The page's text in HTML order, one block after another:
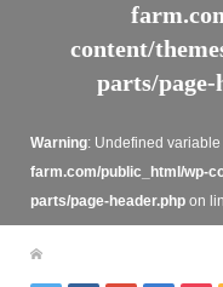
content/
parts/page-
Warning: Undefined variable
farm.com/public_html/wp-
parts/page-header.phpon